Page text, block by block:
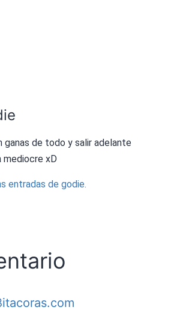
ganas de todo y salir adelante
mediocre xD
entradas de godie.